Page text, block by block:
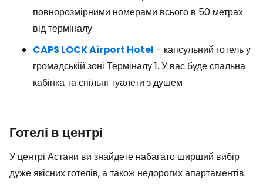
повнорозмірними номерами всього в 50 метрах
від терміналу
CAPS LOCK Airport Hotel - капсульний готель у
громадській зоні Терміналу 1. У вас буде спальна
кабінка та спільні туалети з душем
Готелі в центрі
У центрі Астани ви знайдете набагато ширший вибір
дуже якісних готелів, а також недорогих апартаментів.